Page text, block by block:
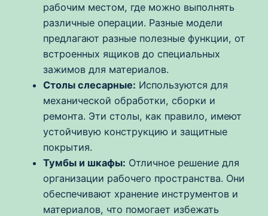
рабочим местом, где можно выполнять
различные операции. Разные модели
предлагают разные полезные функции, от
встроенных ящиков до специальных
зажимов для материалов.
Столы слесарные: Используются для
механической обработки, сборки и
ремонта. Эти столы, как правило, имеют
устойчивую конструкцию и защитные
покрытия.
Тумбы и шкафы: Отличное решение для
организации рабочего пространства. Они
обеспечивают хранение инструментов и
материалов, что помогает избежать